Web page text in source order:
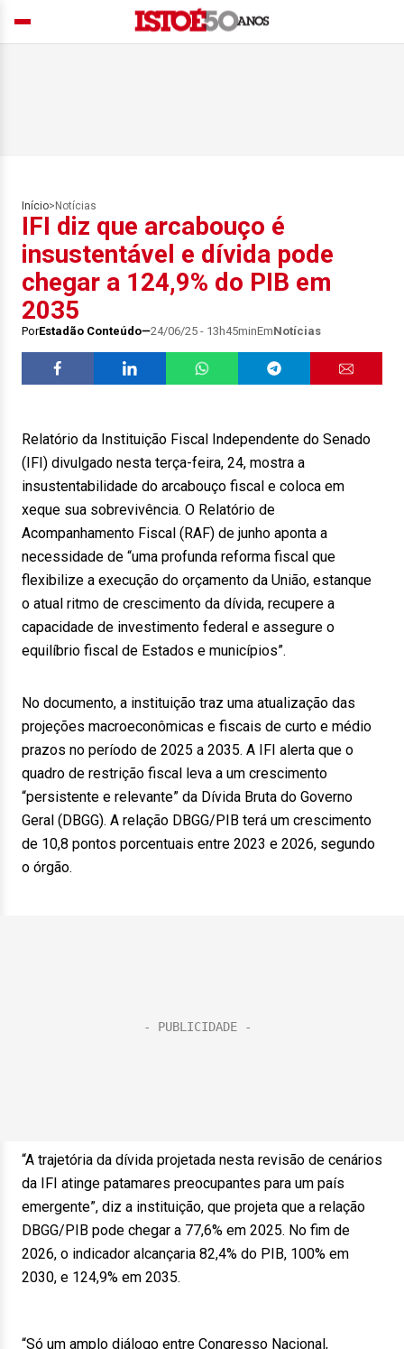
Início> Notícias
IFI diz que arcabouço é
insustentável e dívida pode
chegar a 124,9% do PIB em
2035
PorEstadão Conteúdo 24/06/25 - 13h45minEmNotícias
Relatório da Instituição Fiscal Independente do Senado
(IFI) divulgado nesta terça-feira, 24, mostra a
insustentabilidade do arcabouço fiscal e coloca em
xeque sua sobrevivência. O Relatório de
Acompanhamento Fiscal (RAF) de junho aponta a
necessidade de “uma profunda reforma fiscal que
flexibilize a execução do orçamento da União, estanque
o atual ritmo de crescimento da dívida, recupere a
capacidade de investimento federal e assegure o
equilíbrio fiscal de Estados e municípios”.
No documento, a instituição traz uma atualização das
projeções macroeconômicas e fiscais de curto e médio
prazos no período de 2025 a 2035. A IFI alerta que o
quadro de restrição fiscal leva a um crescimento
“persistente e relevante” da Dívida Bruta do Governo
Geral (DBGG). A relação DBGG/PIB terá um crescimento
de 10,8 pontos porcentuais entre 2023 e 2026, segundo
o órgão.
“A trajetória da dívida projetada nesta revisão de cenários
da IFI atinge patamares preocupantes para um país
emergente”, diz a instituição, que projeta que a relação
DBGG/PIB pode chegar a 77,6% em 2025. No fim de
2026, o indicador alcançaria 82,4% do PIB, 100% em
2030, e 124,9% em 2035.
“Só um amplo diálogo entre Congresso Nacional,